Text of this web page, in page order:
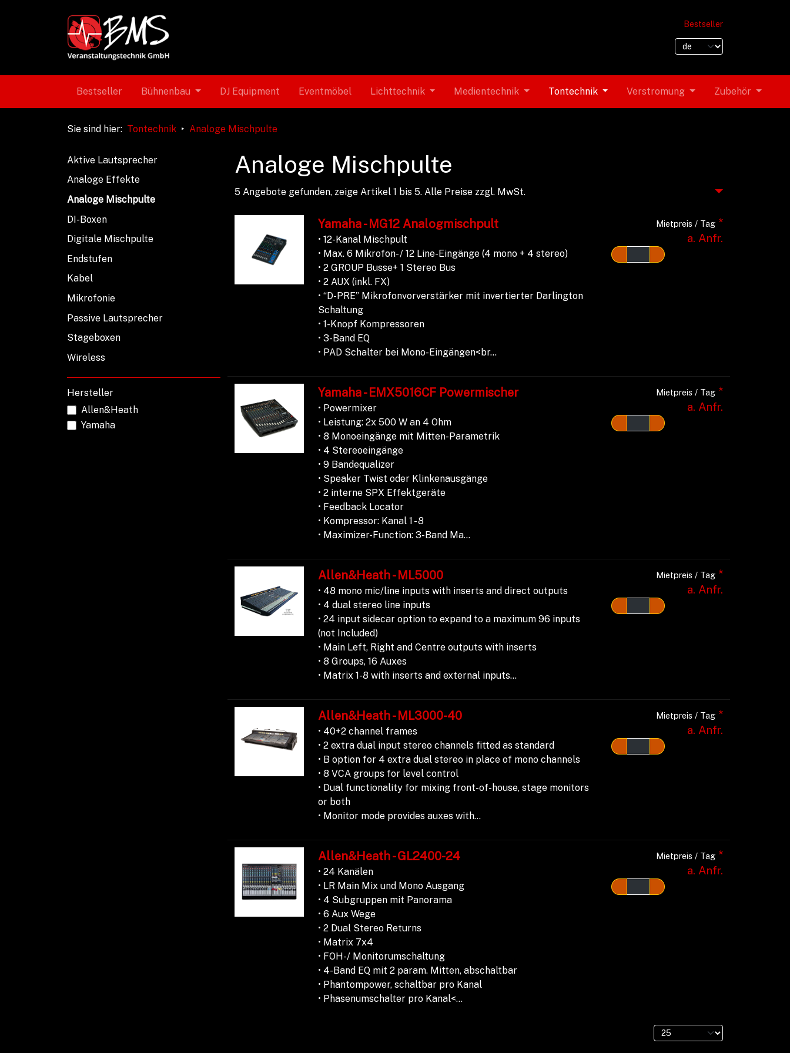
Bestseller
Bestseller Bühnenbau DJ Equipment Eventmöbel Lichttechnik Medientechnik Tontechnik Verstromung Zubehör
Sie sind hier: Tontechnik Analoge Mischpulte
Analoge Mischpulte
5 Angebote gefunden, zeige Artikel 1 bis 5. Alle Preise zzgl. MwSt.
Yamaha - MG12 Analogmischpult
• 12-Kanal Mischpult
• Max. 6 Mikrofon- / 12 Line-Eingänge (4 mono + 4 stereo)
• 2 GROUP Busse+ 1 Stereo Bus
• 2 AUX (inkl. FX)
• “D-PRE” Mikrofonvorverstärker mit invertierter Darlington
Schaltung
• 1-Knopf Kompressoren
• 3-Band EQ
• PAD Schalter bei Mono-Eingängen<br...
Mietpreis / Tag *
a. Anfr.
Yamaha - EMX5016CF Powermischer
• Powermixer
• Leistung: 2x 500 W an 4 Ohm
• 8 Monoeingänge mit Mitten-Parametrik
• 4 Stereoeingänge
• 9 Bandequalizer
• Speaker Twist oder Klinkenausgänge
• 2 interne SPX Effektgeräte
• Feedback Locator
• Kompressor: Kanal 1 - 8
• Maximizer-Function: 3-Band Ma...
Mietpreis / Tag *
a. Anfr.
Allen&Heath - ML5000
• 48 mono mic/line inputs with inserts and direct outputs
• 4 dual stereo line inputs
• 24 input sidecar option to expand to a maximum 96 inputs
(not Included)
• Main Left, Right and Centre outputs with inserts
• 8 Groups, 16 Auxes
• Matrix 1-8 with inserts and external inputs...
Mietpreis / Tag *
a. Anfr.
Allen&Heath - ML3000-40
• 40+2 channel frames
• 2 extra dual input stereo channels fitted as standard
• B option for 4 extra dual stereo in place of mono channels
• 8 VCA groups for level control
• Dual functionality for mixing front-of-house, stage monitors
or both
• Monitor mode provides auxes with...
Mietpreis / Tag *
a. Anfr.
Allen&Heath - GL2400-24
• 24 Kanälen
• LR Main Mix und Mono Ausgang
• 4 Subgruppen mit Panorama
• 6 Aux Wege
• 2 Dual Stereo Returns
• Matrix 7x4
• FOH-/ Monitorumschaltung
• 4-Band EQ mit 2 param. Mitten, abschaltbar
• Phantompower, schaltbar pro Kanal
• Phasenumschalter pro Kanal<...
Mietpreis / Tag *
a. Anfr.
Aktive Lautsprecher
Analoge Effekte
Analoge Mischpulte
DI-Boxen
Digitale Mischpulte
Endstufen
Kabel
Mikrofonie
Passive Lautsprecher
Stageboxen
Wireless
Hersteller
Allen&Heath
Yamaha